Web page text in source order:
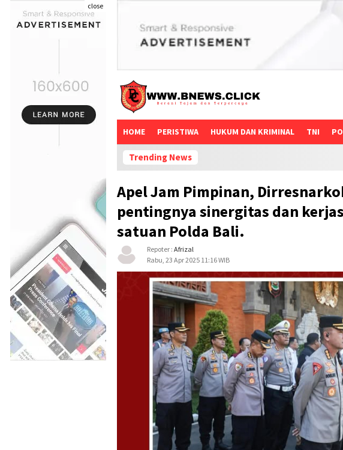
close
HOME PERISTIWA HUKUM DAN KRIMINAL TNI
Trending News
Apel Jam Pimpinan,
pentingnya sinergitas dan
satuan Polda Bali.
Repoter : Afrizal
Rabu, 23 Apr 2025 11:16 WIB